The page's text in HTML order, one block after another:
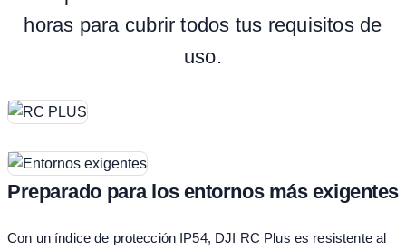
horas para cubrir todos tus requisitos de
uso.
Preparado para los entornos más exigentes
Con un índice de protección IP54, DJI RC Plus es resistente al